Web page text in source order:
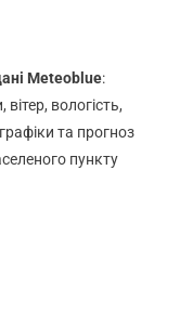
Meteoblue:
вологість,
та прогноз
пункту